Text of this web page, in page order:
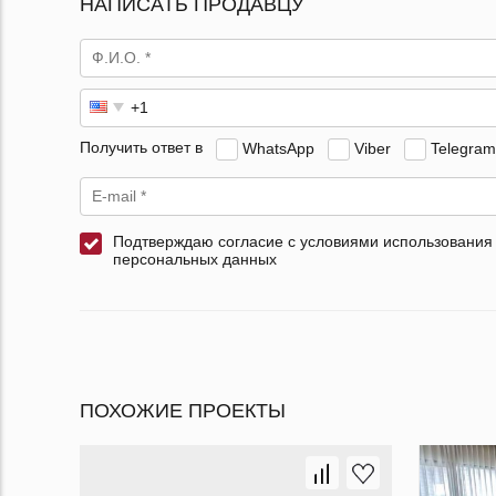
Получить ответ в WhatsApp Viber Telegram
Подтверждаю согласие с условиями использования
персональных данных
ПОХОЖИЕ ПРОЕКТЫ